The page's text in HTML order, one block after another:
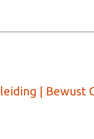
| Bewust